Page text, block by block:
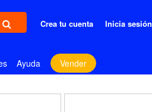
Crea tu cuenta Inicia sesión
Ayuda Vender